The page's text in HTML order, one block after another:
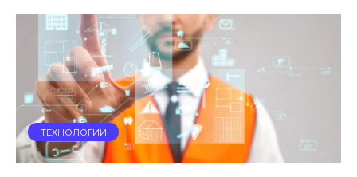
ТЕХНОЛОГИИ